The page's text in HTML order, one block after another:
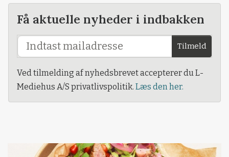
Få aktuelle nyheder i indbakken
Tilmeld
Ved tilmelding af nyhedsbrevet accepterer du L-
Mediehus A/S privatlivspolitik. Læs den her.